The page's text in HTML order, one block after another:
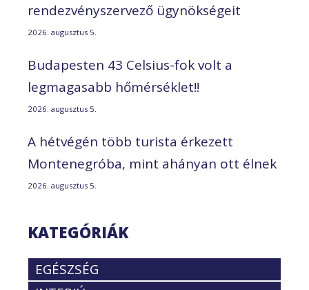
rendezvényszervező ügynökségeit
2026. augusztus 5.
Budapesten 43 Celsius-fok volt a
legmagasabb hőmérséklet!!
2026. augusztus 5.
A hétvégén több turista érkezett
Montenegróba, mint ahányan ott élnek
2026. augusztus 5.
KATEGÓRIÁK
EGÉSZSÉG